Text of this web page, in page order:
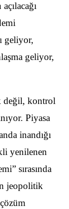
geliyor,
geliyor,
değil, kontrol
Piyasa
inandığı
yenilenen
sırasında
jeopolitik